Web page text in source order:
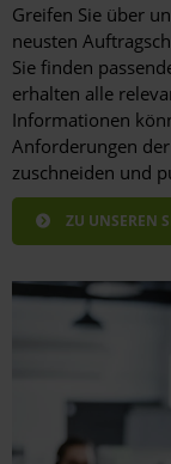
Greifen Sie über
neusten
Sie finden
erhalten alle
Informationen
Anforderungen
zuschneiden und
ZU UNSEREN